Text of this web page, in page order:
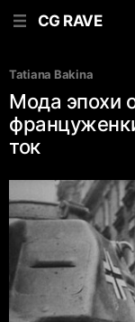
CG RAVE
Tatiana Bakina
Мода эпохи
ток